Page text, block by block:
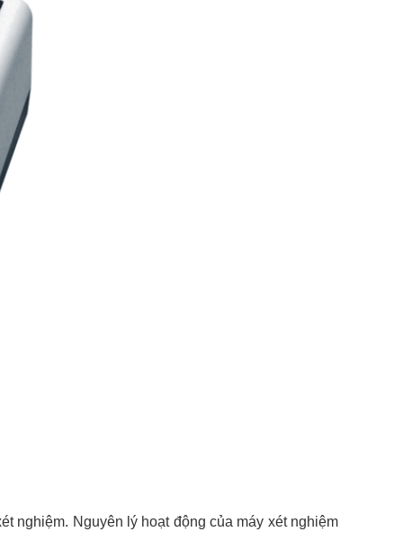
nghiệm. Nguyên lý hoạt động của máy xét nghiệm